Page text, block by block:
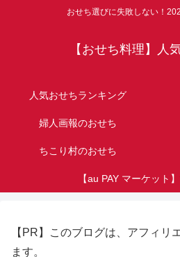
おせち選びに失敗しない！
【おせち料理】人
人気おせちランキング
婦人画報のおせち
ちこり村のおせち
【PR】このブログは、アフィリ
ます。